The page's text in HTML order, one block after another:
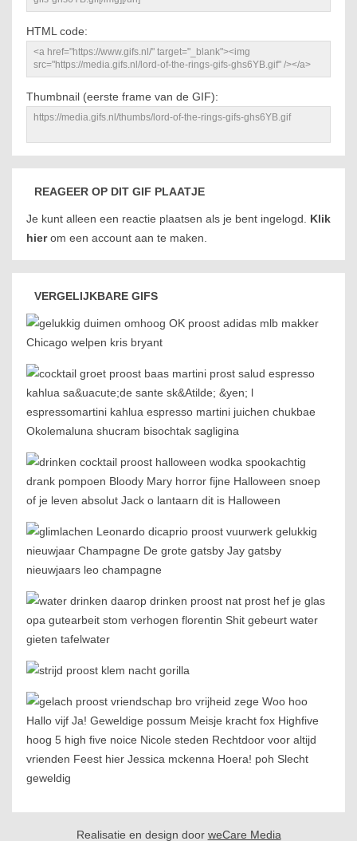
HTML code:
Thumbnail (eerste frame van de GIF):
REAGEER OP DIT GIF PLAATJE
Je kunt alleen een reactie plaatsen als je bent ingelogd. Klik
hierom een account aan te maken.
VERGELIJKBARE GIFS
Realisatie en design door weCare Media